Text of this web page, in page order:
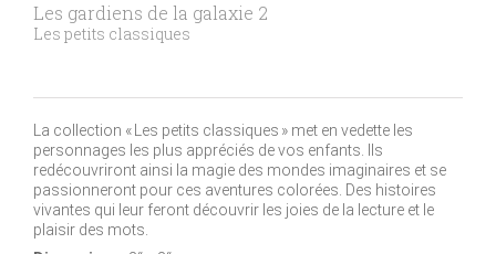
Les gardiens de la galaxie 2
Les petits classiques
La collection « Les petits classiques » met en vedette les
personnages les plus appréciés de vos enfants. Ils
redécouvriront ainsi la magie des mondes imaginaires et se
passionneront pour ces aventures colorées. Des histoires
vivantes qui leur feront découvrir les joies de la lecture et le
plaisir des mots.